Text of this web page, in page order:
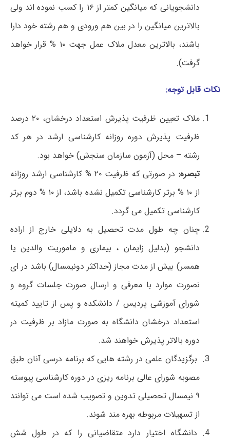
دانشجویانی که میانگین کمتر از ۱۶ را کسب نموده اند ولی
بالاترین میانگین را در بین هم ورودی و هم رشته خود دارا
باشند، بالاترین معدل ملاک عمل جهت ۱۰ % قرار خواهد
گرفت).
نکات قابل توجه:
ملاک تعیین ظرفیت پذیرش استعداد درخشان، ۲۰ درصد
ظرفیت پذیرش دوره روزانه کارشناسی ارشد در هر کد
رشته – محل (آزمون سازمان سنجش) خواهد بود.
تبصره:
در صورتی که ظرفیت ۲۰ % کارشناسی ارشد روزانه
از ۱۰ % برتر کارشناسی تکمیل نشده باشد، از ۱۰ % دوم برتر
کارشناسی تکمیل می گردد.
چنان چه طول مدت تحصیل به دلایلی خارج از اراده
دانشجو (بدلیل زایمان ، بیماری و ماموریت والدین یا
همسر) بیش از مدت مجاز (حداکثر دونیمسال) باشد در ای
نصورت موارد با معرفی و ارسال صورت جلسات گروه و
شورای آموزشی پردیس / دانشکده و پس از تایید کمیته
استعداد درخشان دانشگاه به صورت مازاد بر ظرفیت در
دوره بالاتر پذیرش خواهند شد.
برگزیدگان علمی در رشته هایی که برنامه درسی آنان طبق
مصوبه شورای عالی برنامه ریزی در دوره کارشناسی پیوسته
۹ نیمسال تحصیلی تدوین و تصویب شده است می توانند
از تسهیلات مربوطه بهره مند شوند.
دانشگاه اختیار دارد متقاضیانی را که در طول شش